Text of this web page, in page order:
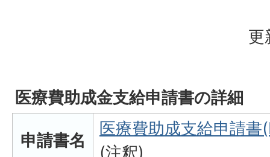
更
医療費助成金支給申請書の詳細
申請書名
医療費助成支給申請
(注釈)